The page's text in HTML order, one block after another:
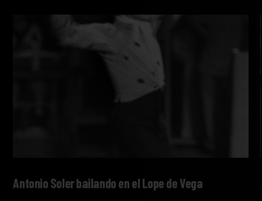
Antonio Soler bailando en el Lope de Vega